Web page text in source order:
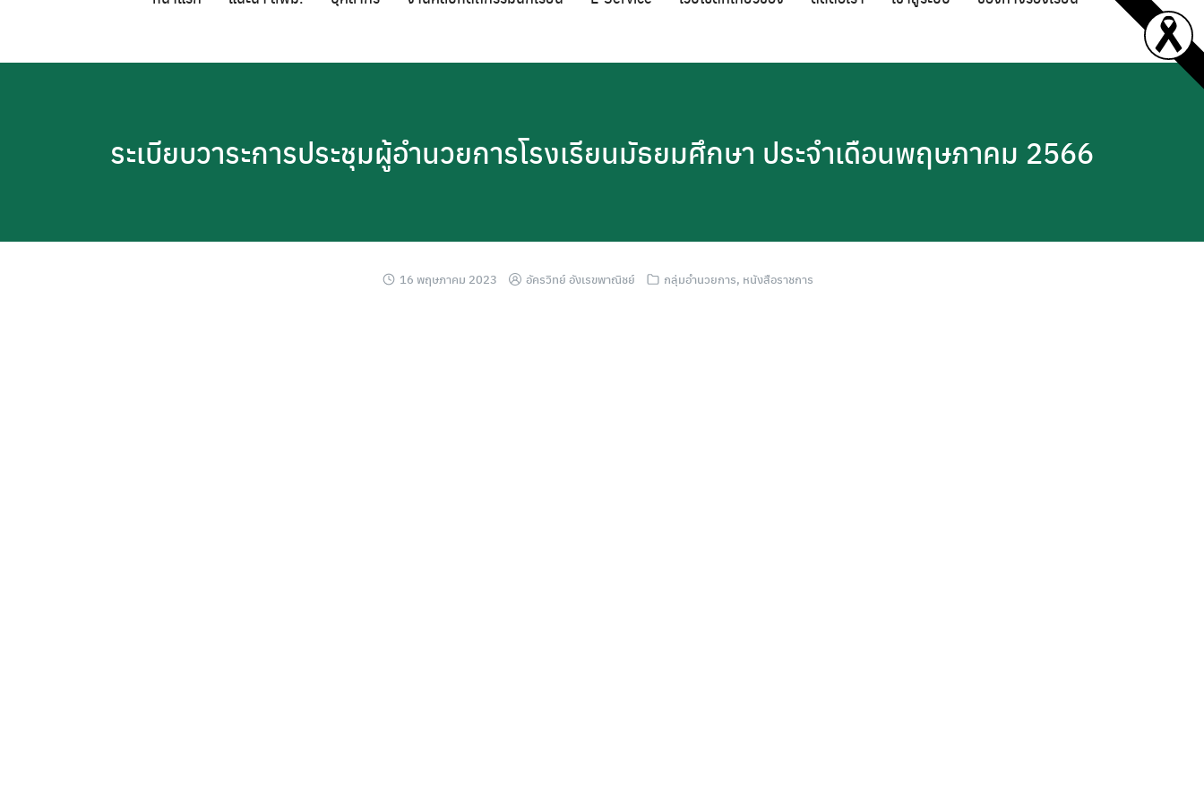
ระเบียบวาระการประชุมผู้อำนวยการโรงเรียนมัธยมศึกษา ประจำเดือนพฤษภาคม 2566
16 พฤษภาคม 2023 อัครวิทย์ อังเรขพาณิชย์ กลุ่มอำนวยการ, หนังสือราชการ